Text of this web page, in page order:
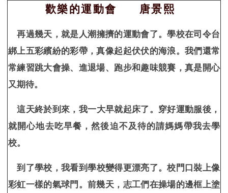
歡樂的運動會 唐景熙
再過幾天，就是人潮擁擠的運動會了。學校在司令台
綁上五彩繽紛的彩帶，真像起起伏伏的海浪。我們還常
常練習跳大會操、進退場、跑步和趣味競賽，真是開心
又期待。
這天終於到來，我一大早就起床了。穿好運動服後，
就開心地去吃早餐，然後迫不及待的請媽媽帶我去學
校。
到了學校，我看到學校變得更漂亮了。校門口裝上像
彩虹一樣的氣球門。前幾天，志工們在操場的邊框上塗